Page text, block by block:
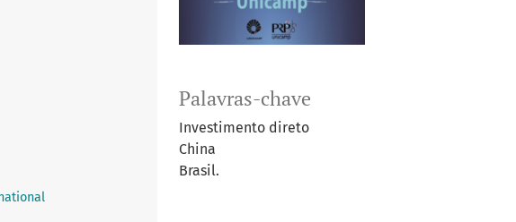
Palavras-chave
Investimento direto
China
Brasil.